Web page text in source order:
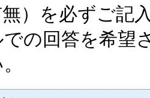
）を必ずご記
の回答を希望